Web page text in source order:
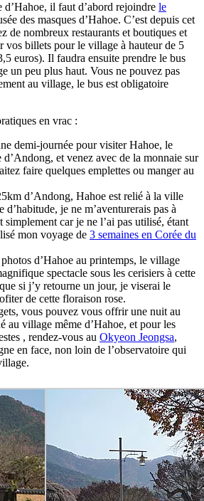
d’Hahoe, il faut d’abord rejoindre le
des masques d’Hahoe. C’est depuis cet
de nombreux restaurants et boutiques et
vos billets pour le village à hauteur de 5
euros). Il faudra ensuite prendre le bus
un peu plus haut. Vous ne pouvez pas
au village, le bus est obligatoire
en vrac :
demi-journée pour visiter Hahoe, le
et venez avec de la monnaie sur
faire quelques emplettes ou manger au
d’Andong, Hahoe est relié à la ville
d’habitude, je ne m’aventurerais pas à
simplement car je ne l’ai pas utilisé, étant
mon voyage de 3 semaines en Corée du
d’Hahoe au printemps, le village
spectacle sous les cerisiers à cette
si j’y retourne un jour, je viserai le
de cette floraison rose.
vous pouvez vous offrir une nuit au
au village même d’Hahoe, et pour les
, rendez-vous au Okyeon Jeongsa,
en face, non loin de l’observatoire qui